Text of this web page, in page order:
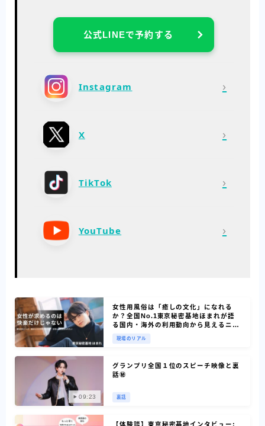
公式LINEで予約する
Instagram ›
X ›
TikTok ›
YouTube ›
女性用風俗は「癒しの文化」になれる
か？全国No.1東京秘密基地ほまれが語
る国内・海外の利用動向から見えるニー
現場のリアル
09:23
グランプリ全国１位のスピーチ映像と裏
話㊙
裏話
【体験談】東京秘密基地インタビュー: